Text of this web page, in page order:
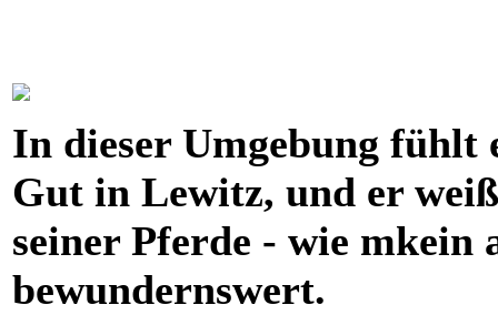
In dieser Umgebung fühlt
Gut in Lewitz, und er
seiner Pferde - wie mkein
bewundernswert.